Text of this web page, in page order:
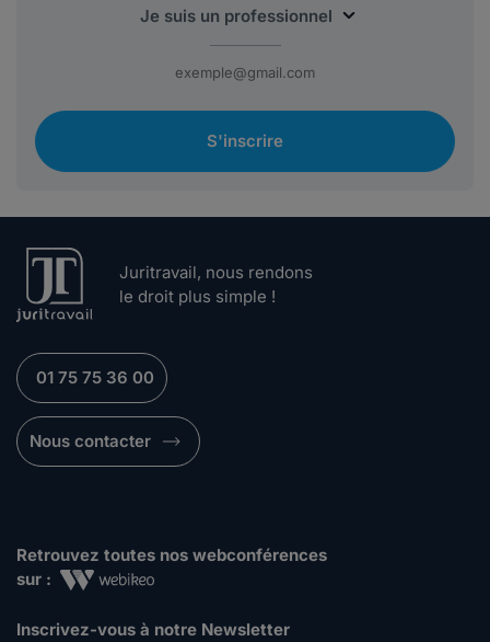
S'inscrire
Juritravail, nous rendons
le droit plus simple !
01 75 75 36 00
Nous contacter
Retrouvez toutes nos webconférences
sur :
Inscrivez-vous à notre Newsletter